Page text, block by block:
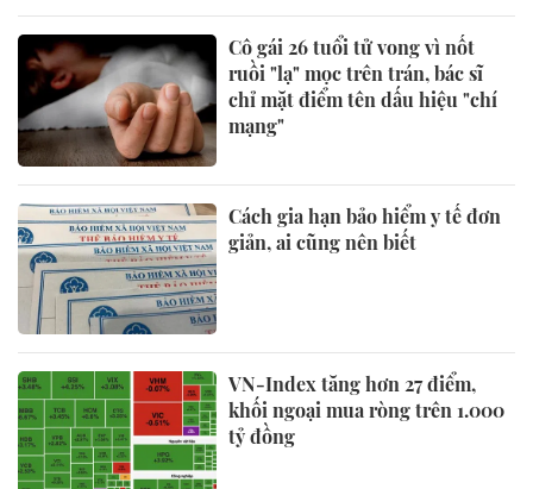
Cô gái 26 tuổi tử vong vì nốt
ruồi "lạ" mọc trên trán, bác sĩ
chỉ mặt điểm tên dấu hiệu "chí
mạng"
Cách gia hạn bảo hiểm y tế đơn
giản, ai cũng nên biết
VN-Index tăng hơn 27 điểm,
khối ngoại mua ròng trên 1.000
tỷ đồng